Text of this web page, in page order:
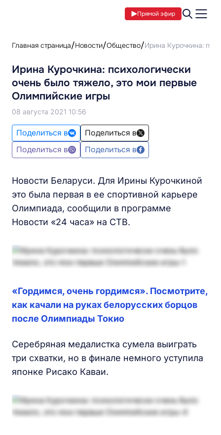
Прямой эфир
Главная страница Новости Общество Ирина Курочкина:
Ирина Курочкина: психологически
очень было тяжело, это мои первые
Олимпийские игры
08 августа 2021 10:56
Поделиться в
Поделиться в
Поделиться в
Поделиться в
Новости Беларуси. Для Ирины Курочкиной
это была первая в ее спортивной карьере
Олимпиада, сообщили в программе
Новости «24 часа» на СТВ.
«Гордимся, очень гордимся». Посмотрите,
как качали на руках белорусских борцов
после Олимпиады Токио
Серебряная медалистка сумела выиграть
три схватки, но в финале немного уступила
японке Рисако Каваи.